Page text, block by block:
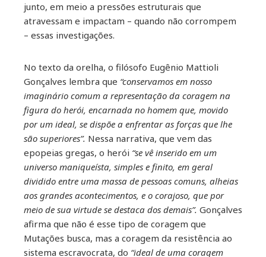
junto, em meio a pressões estruturais que
atravessam e impactam – quando não corrompem
– essas investigações.
No texto da orelha, o filósofo Eugênio Mattioli
Gonçalves lembra que “conservamos em nosso
imaginário comum a representação da coragem na
figura do herói, encarnada no homem que, movido
por um ideal, se dispõe a enfrentar as forças que lhe
são superiores”. Nessa narrativa, que vem das
epopeias gregas, o herói “se vê inserido em um
universo maniqueísta, simples e finito, em geral
dividido entre uma massa de pessoas comuns, alheias
aos grandes acontecimentos, e o corajoso, que por
meio de sua virtude se destaca dos demais”. Gonçalves
afirma que não é esse tipo de coragem que
Mutações busca, mas a coragem da resistência ao
sistema escravocrata, do “ideal de uma coragem